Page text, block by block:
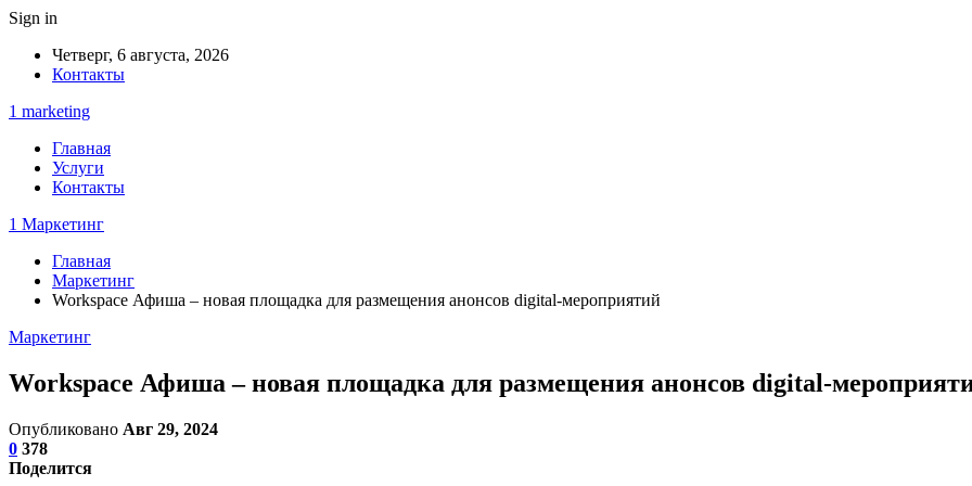
Sign in
Четверг, 6 августа, 2026
Контакты
1 marketing
Главная
Услуги
Контакты
1 Маркетинг
Главная
Маркетинг
Workspace Афиша – новая площадка для размещения анонсов digital-мероприятий
Маркетинг
Workspace Афиша – новая площадка для размещения анонсов digital-
Опубликовано Авг 29, 2024
0 378
Поделится